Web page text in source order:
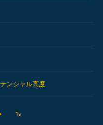
ンシャル高度